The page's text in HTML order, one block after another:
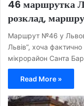
46 маршрутка
розклад,
Маршрут №46 у
Львів”, хоча
мікрорайон Санта
Read More »